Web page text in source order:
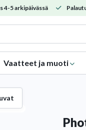
4-5 arkipäivässä
Vaatteet ja muoti